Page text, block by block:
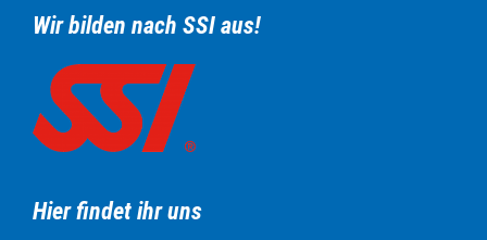
Wir bilden nach SSI aus!
Hier findet ihr uns